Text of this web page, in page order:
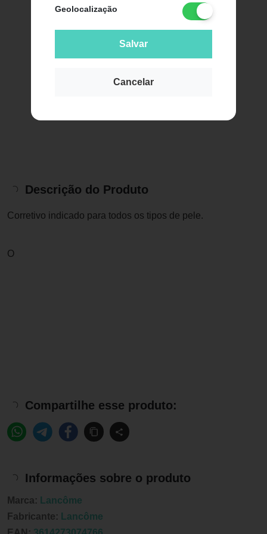
Geolocalização
Salvar
Cancelar
Descrição do Produto
Corretivo indicado para todos os tipos de pele.
O
Compartilhe esse produto:
Informações sobre o produto
Marca: Lancôme
Fabricante: Lancôme